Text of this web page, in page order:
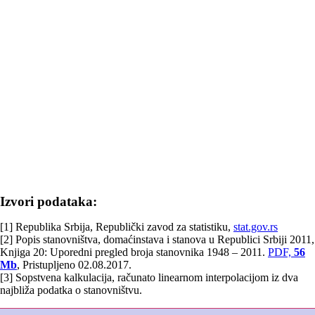
Izvori podataka:
[1] Republika Srbija, Republički zavod za statistiku, stat.gov.rs
[2] Popis stanovništva, domaćinstava i stanova u Republici Srbiji 2011,
Knjiga 20: Uporedni pregled broja stanovnika 1948 – 2011. PDF, 56
Mb, Pristupljeno 02.08.2017.
[3] Sopstvena kalkulacija, računato linearnom interpolacijom iz dva
najbliža podatka o stanovništvu.